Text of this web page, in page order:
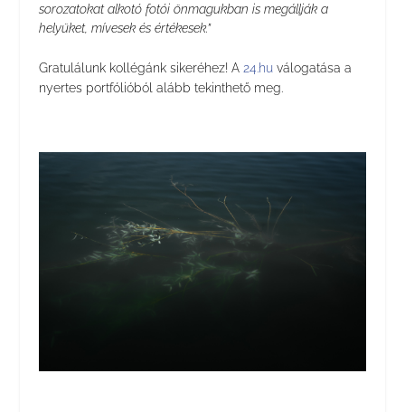
sorozatokat alkotó fotói önmagukban is megállják a
helyüket, mívesek és értékesek.”
Gratulálunk kollégánk sikeréhez! A 24.hu válogatása a
nyertes portfólióból alább tekinthető meg.